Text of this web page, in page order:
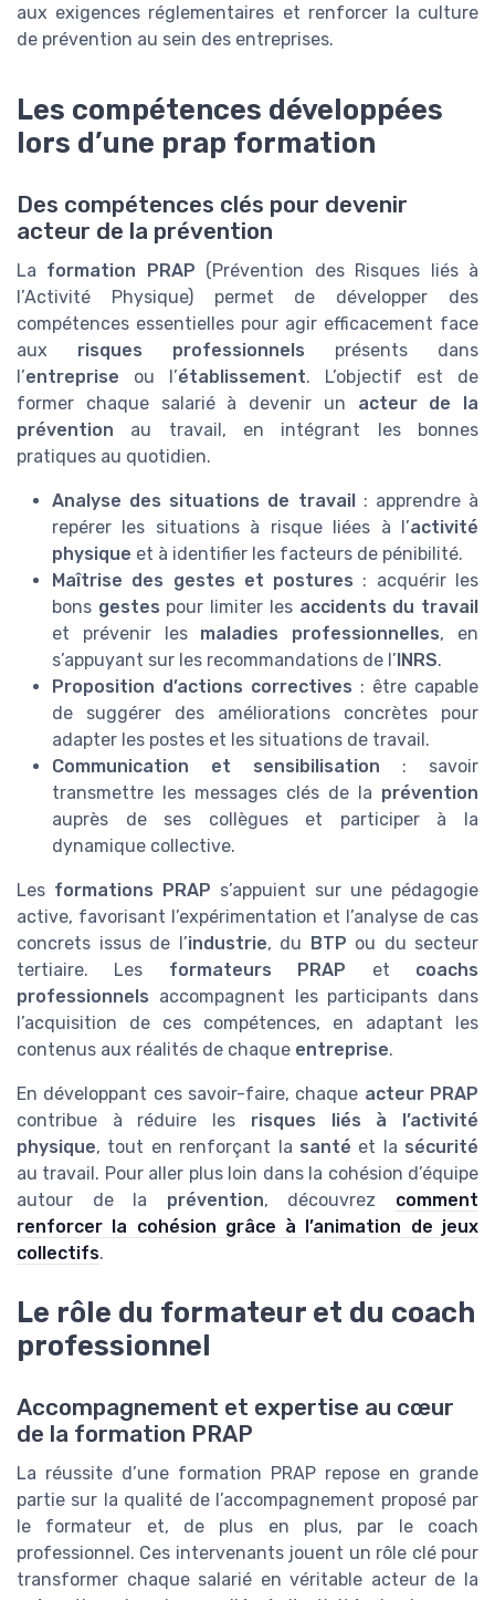
aux exigences réglementaires et renforcer la culture
de prévention au sein des entreprises.
Les compétences développées
lors d’une prap formation
Des compétences clés pour devenir
acteur de la prévention
La formation PRAP (Prévention des Risques liés à
l’Activité Physique) permet de développer des
compétences essentielles pour agir efficacement face
aux risques professionnels présents dans
l’entreprise ou l’établissement. L’objectif est de
former chaque salarié à devenir un acteur de la
prévention au travail, en intégrant les bonnes
pratiques au quotidien.
Analyse des situations de travail: apprendre à
repérer les situations à risque liées à l’activité
physique et à identifier les facteurs de pénibilité.
Maîtrise des gestes et postures : acquérir les
bons gestes pour limiter les accidents du travail
et prévenir les maladies professionnelles, en
s’appuyant sur les recommandations de l’INRS.
Proposition d’actions correctives : être capable
de suggérer des améliorations concrètes pour
adapter les postes et les situations de travail.
Communication et sensibilisation : savoir
transmettre les messages clés de la prévention
auprès de ses collègues et participer à la
dynamique collective.
Les formations PRAP s’appuient sur une pédagogie
active, favorisant l’expérimentation et l’analyse de cas
concrets issus de l’industrie, du BTP ou du secteur
tertiaire. Les formateurs PRAP et coachs
professionnels accompagnent les participants dans
l’acquisition de ces compétences, en adaptant les
contenus aux réalités de chaque entreprise.
En développant ces savoir-faire, chaque acteur PRAP
contribue à réduire les risques liés à l’activité
physique, tout en renforçant la santé et la sécurité
au travail. Pour aller plus loin dans la cohésion d’équipe
autour de la prévention, découvrez comment
renforcer la cohésion grâce à l’animation de jeux
collectifs.
Le rôle du formateur et du coach
professionnel
Accompagnement et expertise au cœur
de la formation PRAP
La réussite d’une formation PRAP repose en grande
partie sur la qualité de l’accompagnement proposé par
le formateur et, de plus en plus, par le coach
professionnel. Ces intervenants jouent un rôle clé pour
transformer chaque salarié en véritable acteur de la